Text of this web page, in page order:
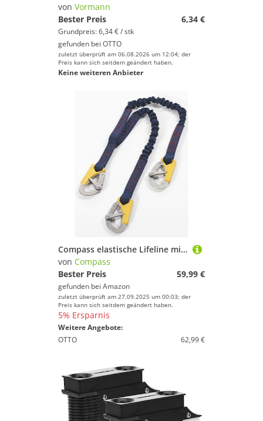
Pumpen & Sanitäranlagen
Rettungswesten
Schiffkompasse
Schiffs-Bekleidung
Steuerungsausrüstung
Wasserdichte Taschen
von Vormann
Bester Preis
6,34 €
Grundpreis: 6,34 € / stk
gefunden bei OTTO
zuletzt überprüft am 06.08.2026 um 12:04; der
Preis kann sich seitdem geändert haben.
Keine weiteren Anbieter
Compass elastische Lifeline mit 3 Haken, Sicherheitsleine
von Compass
Bester Preis
59,99 €
gefunden bei Amazon
zuletzt überprüft am 27.09.2025 um 00:03; der
Preis kann sich seitdem geändert haben.
5% Ersparnis
Weitere Angebote:
OTTO
62,99 €